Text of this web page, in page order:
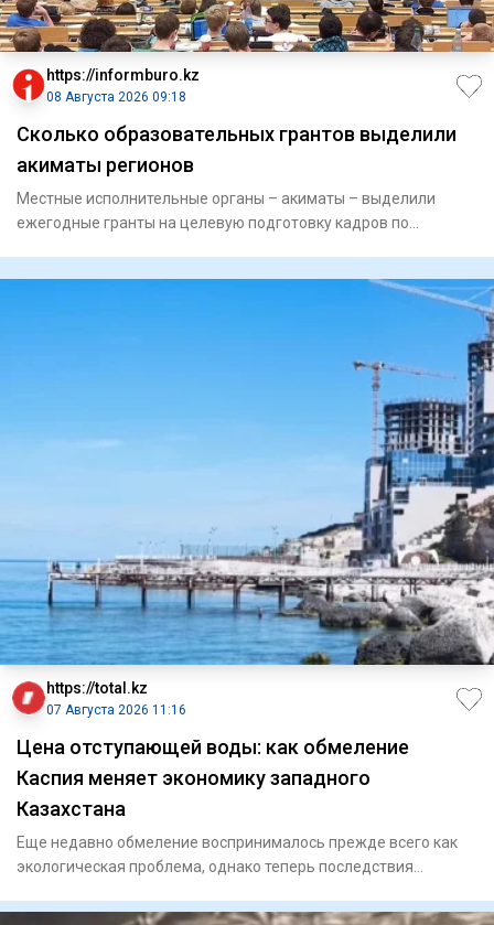
https://informburo.kz
08 Августа 2026 09:18
Сколько образовательных грантов выделили
акиматы регионов
Местные исполнительные органы – акиматы – выделили
ежегодные гранты на целевую подготовку кадров по
https://total.kz
07 Августа 2026 11:16
Цена отступающей воды: как обмеление
Каспия меняет экономику западного
Казахстана
Еще недавно обмеление воспринималось прежде всего как
экологическая проблема, однако теперь последствия